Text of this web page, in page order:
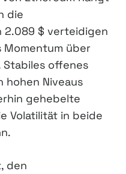
die
2.089 $ verteidigen
Momentum über
Stabiles offenes
hohen Niveaus
gehebelte
Volatilität in beide
den